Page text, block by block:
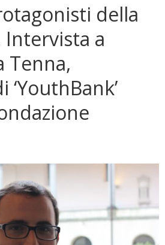
della
a
Tenna,